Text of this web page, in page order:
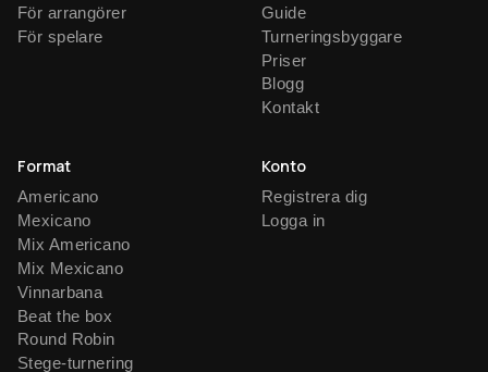
För arrangörer
För spelare
Guide
Turneringsbyggare
Priser
Blogg
Kontakt
Format
Americano
Mexicano
Mix Americano
Mix Mexicano
Vinnarbana
Beat the box
Round Robin
Stege-turnering
Konto
Registrera dig
Logga in